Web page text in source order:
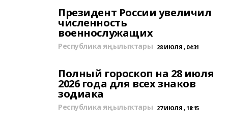
Президент России увеличил
численность
военнослужащих
Республика яңылыҡтары 28 ИЮЛЯ , 04:31
Полный гороскоп на 28 июля
2026 года для всех знаков
зодиака
Республика яңылыҡтары 27 ИЮЛЯ , 18:15